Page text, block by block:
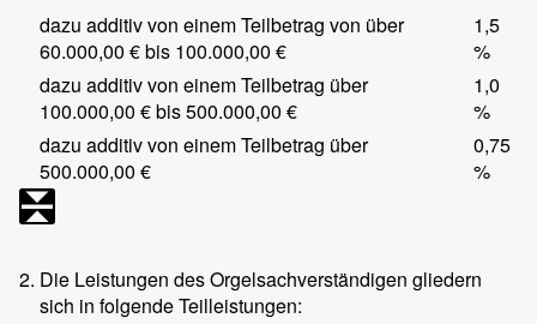
dazu additiv von einem Teilbetrag von über
60.000,00 € bis 100.000,00 €
1,5
%
dazu additiv von einem Teilbetrag über
100.000,00 € bis 500.000,00 €
1,0
%
dazu additiv von einem Teilbetrag über
500.000,00 €
0,75
%
2. Die Leistungen des Orgelsachverständigen gliedern
sich in folgende Teilleistungen: